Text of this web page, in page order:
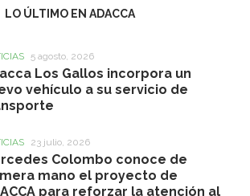
LO ÚLTIMO EN ADACCA
5 agosto, 2026
Los Gallos incorpora un
vehículo a su servicio de
23 julio, 2026
Colombo conoce de
mano el proyecto de
para reforzar la atención al